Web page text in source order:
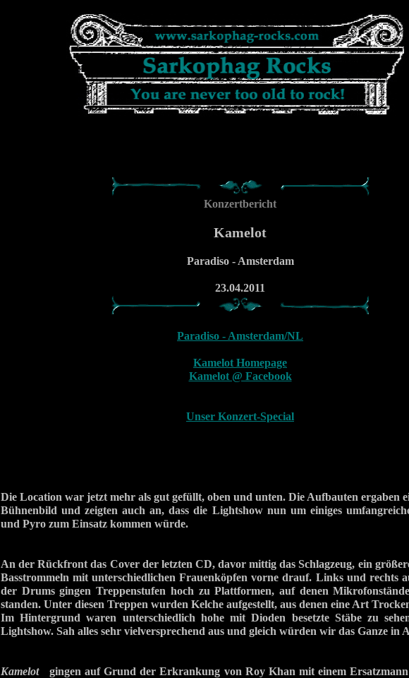
Konzertbericht
Kamelot
Paradiso - Amsterdam
23.04.2011
Paradiso - Amsterdam/NL
Kamelot Homepage
Kamelot @ Facebook
Unser Konzert-Special
Die Location war jetzt mehr als gut gefüllt, oben und unten. Die Aufbauten ergaben
Bühnenbild und zeigten auch an, dass die Lightshow nun um einiges
und Pyro zum Einsatz kommen würde.
An der Rückfront das Cover der letzten CD, davor mittig das Schlagzeug, ein
Basstrommeln mit unterschiedlichen Frauenköpfen vorne drauf. Links und rechts
der Drums gingen Treppenstufen hoch zu Plattformen, auf denen
standen. Unter diesen Treppen wurden Kelche aufgestellt, aus denen eine Art
Im Hintergrund waren unterschiedlich hohe mit Dioden besetzte Stäbe zu
Lightshow. Sah alles sehr vielversprechend aus und gleich würden wir das Ganze in
Kamelotgingen auf Grund der Erkrankung von Roy Khan mit einem